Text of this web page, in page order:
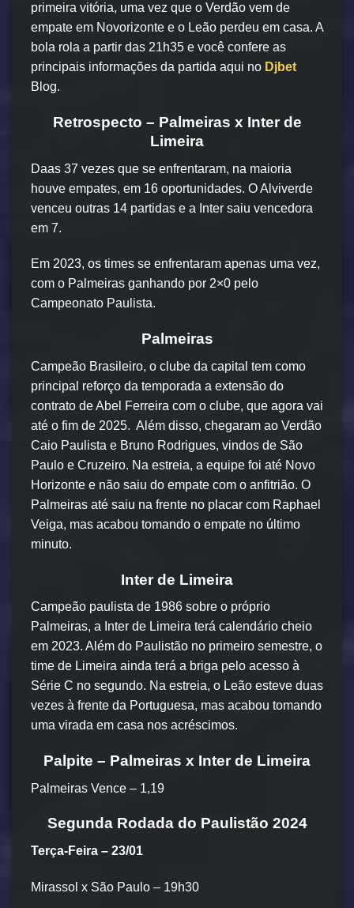
primeira vitória, uma vez que o Verdão vem de
empate em Novorizonte e o Leão perdeu em casa. A
bola rola a partir das 21h35 e você confere as
principais informações da partida aqui no Djbet
Blog.
Retrospecto – Palmeiras x Inter de
Limeira
Daas 37 vezes que se enfrentaram, na maioria
houve empates, em 16 oportunidades. O Alviverde
venceu outras 14 partidas e a Inter saiu vencedora
em 7.
Em 2023, os times se enfrentaram apenas uma vez,
com o Palmeiras ganhando por 2×0 pelo
Campeonato Paulista.
Palmeiras
Campeão Brasileiro, o clube da capital tem como
principal reforço da temporada a extensão do
contrato de Abel Ferreira com o clube, que agora vai
até o fim de 2025. Além disso, chegaram ao Verdão
Caio Paulista e Bruno Rodrigues, vindos de São
Paulo e Cruzeiro. Na estreia, a equipe foi até Novo
Horizonte e não saiu do empate com o anfitrião. O
Palmeiras até saiu na frente no placar com Raphael
Veiga, mas acabou tomando o empate no último
minuto.
Inter de Limeira
Campeão paulista de 1986 sobre o próprio
Palmeiras, a Inter de Limeira terá calendário cheio
em 2023. Além do Paulistão no primeiro semestre, o
time de Limeira ainda terá a briga pelo acesso à
Série C no segundo. Na estreia, o Leão esteve duas
vezes à frente da Portuguesa, mas acabou tomando
uma virada em casa nos acréscimos.
Palpite – Palmeiras x Inter de Limeira
Palmeiras Vence – 1,19
Segunda Rodada do Paulistão 2024
Terça-Feira – 23/01
Mirassol x São Paulo – 19h30